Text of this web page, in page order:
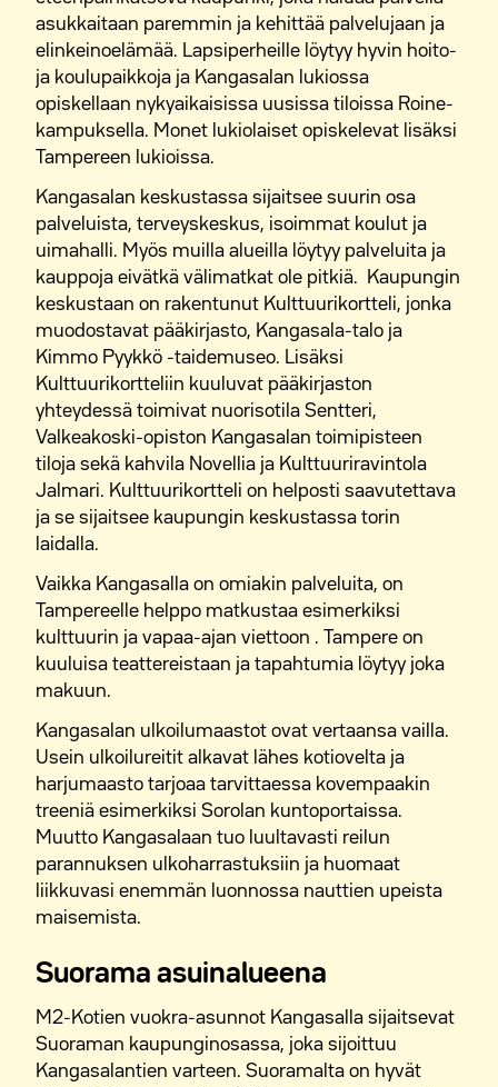
asukkaitaan paremmin ja kehittää palvelujaan ja
elinkeinoelämää. Lapsiperheille löytyy hyvin hoito-
ja koulupaikkoja ja Kangasalan lukiossa
opiskellaan nykyaikaisissa uusissa tiloissa Roine-
kampuksella. Monet lukiolaiset opiskelevat lisäksi
Tampereen lukioissa.
Kangasalan keskustassa sijaitsee suurin osa
palveluista, terveyskeskus, isoimmat koulut ja
uimahalli. Myös muilla alueilla löytyy palveluita ja
kauppoja eivätkä välimatkat ole pitkiä. Kaupungin
keskustaan on rakentunut Kulttuurikortteli, jonka
muodostavat pääkirjasto, Kangasala-talo ja
Kimmo Pyykkö -taidemuseo. Lisäksi
Kulttuurikortteliin kuuluvat pääkirjaston
yhteydessä toimivat nuorisotila Sentteri,
Valkeakoski-opiston Kangasalan toimipisteen
tiloja sekä kahvila Novellia ja Kulttuuriravintola
Jalmari. Kulttuurikortteli on helposti saavutettava
ja se sijaitsee kaupungin keskustassa torin
laidalla.
Vaikka Kangasalla on omiakin palveluita, on
Tampereelle helppo matkustaa esimerkiksi
kulttuurin ja vapaa-ajan viettoon . Tampere on
kuuluisa teattereistaan ja tapahtumia löytyy joka
makuun.
Kangasalan ulkoilumaastot ovat vertaansa vailla.
Usein ulkoilureitit alkavat lähes kotiovelta ja
harjumaasto tarjoaa tarvittaessa kovempaakin
treeniä esimerkiksi Sorolan kuntoportaissa.
Muutto Kangasalaan tuo luultavasti reilun
parannuksen ulkoharrastuksiin ja huomaat
liikkuvasi enemmän luonnossa nauttien upeista
maisemista.
Suorama asuinalueena
M2-Kotien vuokra-asunnot Kangasalla sijaitsevat
Suoraman kaupunginosassa, joka sijoittuu
Kangasalantien varteen. Suoramalta on hyvät